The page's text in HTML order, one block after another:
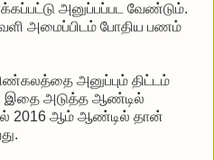
அனுப்பப்பட வேண்டும்.
அமைப்பிடம் போதிய பணம்
அனுப்பும் திட்டம்
இதை அடுத்த ஆண்டில்
2016 ஆம் ஆண்டில் தான்